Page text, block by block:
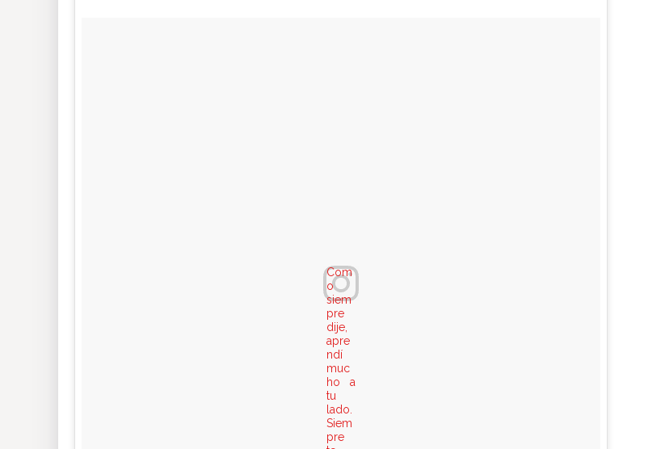
Com
o
siem
pre
dije,
apre
ndí
muc
ho a
tu
lado.
Siem
pre